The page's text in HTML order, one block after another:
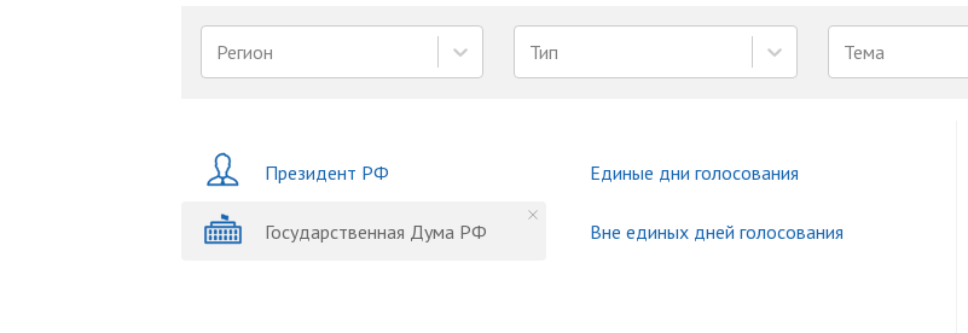
Регион Тип Тема
Президент РФ
Государственная Дума РФ
Единые дни голосования
Вне единых дней голосования